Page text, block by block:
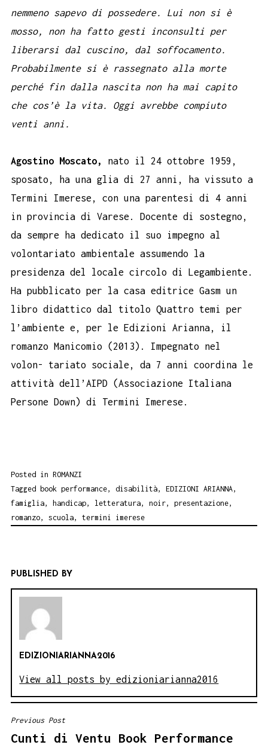
nemmeno sapevo di possedere. Lui non si è
mosso, non ha fatto gesti inconsulti per
liberarsi dal cuscino, dal soffocamento.
Probabilmente si è rassegnato alla morte
perché fin dalla nascita non ha mai capito
che cos’è la vita. Oggi avrebbe compiuto
venti anni.
Agostino Moscato,
nato il 24 ottobre 1959,
sposato, ha una glia di 27 anni, ha vissuto a
Termini Imerese, con una parentesi di 4 anni
in provincia di Varese. Docente di sostegno,
da sempre ha dedicato il suo impegno al
volontariato ambientale assumendo la
presidenza del locale circolo di Legambiente.
Ha pubblicato per la casa editrice Gasm un
libro didattico dal titolo Quattro temi per
l’ambiente e, per le Edizioni Arianna, il
romanzo Manicomio (2013). Impegnato nel
volon- tariato sociale, da 7 anni coordina le
attività dell’AIPD (Associazione Italiana
Persone Down) di Termini Imerese.
Posted in ROMANZI
Tagged book performance, disabilità, EDIZIONI ARIANNA,
famiglia, handicap, letteratura, noir, presentazione,
romanzo, scuola, termini imerese
PUBLISHED BY
EDIZIONIARIANNA2016
View all posts by edizioniarianna2016
NAVIGAZIONE
ARTICOLI
Previous Post
Cunti di Ventu Book Performance